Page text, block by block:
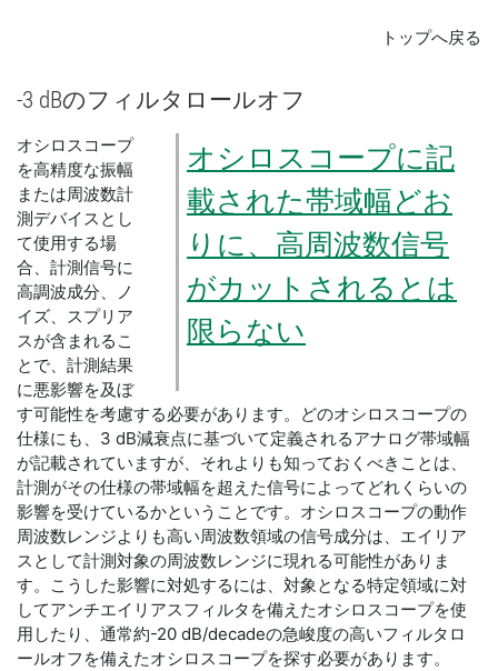
トップへ戻る
-3 dBのフィルタ ロールオフ
オシロスコープに記
載された帯域幅どお
りに、高周波数信号
がカットされるとは
限らない
オシロスコープ
を高精度な振幅
または周波数計
測デバイスとし
て使用する場
合、計測信号に
高調波成分、ノ
イズ、スプリア
スが含まれるこ
とで、計測結果
に悪影響を及ぼ
す可能性を考慮する必要があります。どのオシロスコープの
仕様にも、3 dB減衰点に基づいて定義されるアナログ帯域幅
が記載されていますが、それよりも知っておくべきことは、
計測がその仕様の帯域幅を超えた信号によってどれくらいの
影響を受けているかということです。オシロスコープの動作
周波数レンジよりも高い周波数領域の信号成分は、エイリア
スとして計測対象の周波数レンジに現れる可能性がありま
す。こうした影響に対処するには、対象となる特定領域に対
してアンチエイリアスフィルタを備えたオシロスコープを使
用したり、通常約-20 dB/decadeの急峻度の高いフィルタロ
ールオフを備えたオシロスコープを探す必要があります。